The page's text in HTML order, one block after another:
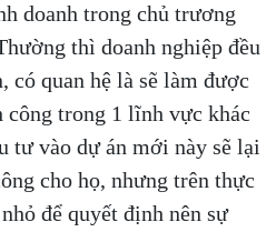
doanh trong chủ trương
thì doanh nghiệp đều
có quan hệ là sẽ làm được
công trong 1 lĩnh vực khác
tư vào dự án mới này sẽ lại
cho họ, nhưng trên thực
để quyết định nên sự